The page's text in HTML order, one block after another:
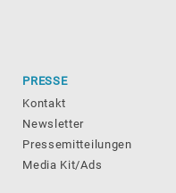
PRESSE
Kontakt
Newsletter
Pressemitteilungen
Media Kit/Ads